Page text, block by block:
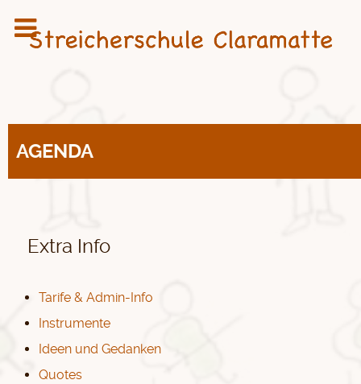
AGENDA
Extra Info
Tarife & Admin-Info
Instrumente
Ideen und Gedanken
Quotes